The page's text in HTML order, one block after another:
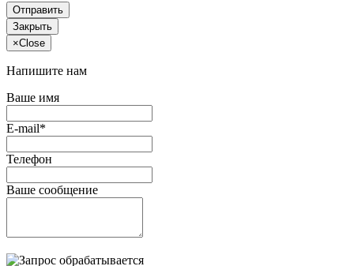
Отправить
Закрыть
×Close
Напишите нам
Ваше имя
E-mail*
Телефон
Ваше сообщение